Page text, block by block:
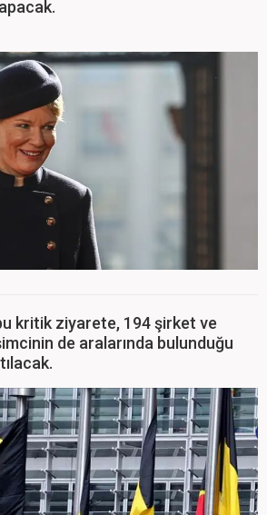
kritik ziyarete, 194 şirket ve
de aralarında bulunduğu